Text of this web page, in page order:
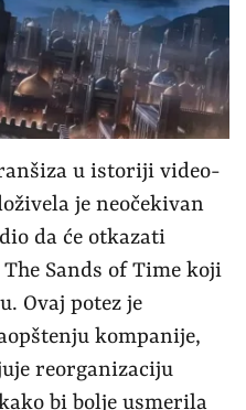
u istoriji video-
je neočekivan
da će otkazati
Sands of Time koji
Ovaj potez je
kompanije,
reorganizaciju
bi bolje usmerila